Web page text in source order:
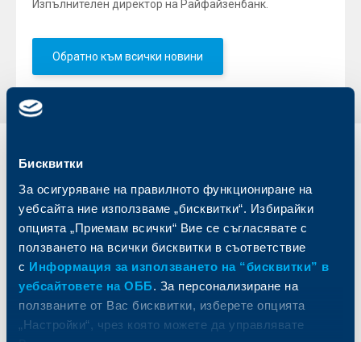
Бисквитки
За осигуряване на правилното функциониране на
уебсайта ние използваме „бисквитки“. Избирайки
опцията „Приемам всички“ Вие се съгласявате с
ползването на всички бисквитки в съответствие
с Информация за използването на “бисквитки” в
уебсайтовете на ОББ. За персонализиране на
ползваните от Вас бисквитки, изберете опцията
„Настройки“, чрез която можете да управлявате
Изпълнителен директор на Райфайзенбанк.
Обратно към всички новини
Индивидуални
Карти
Сметки и плащания
Кредити
Спестявания и инвестиции
Частно банкиране
Застраховки
Актуализация на клиентски данни
Кредитиране
Управление на парични средства
Търговско финансиране
ПОС терминали
Пазари, инвестиционно банкиране
и попечителски услуги